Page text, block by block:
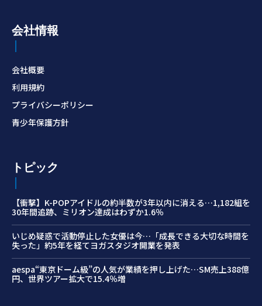
会社情報
会社概要
利用規約
プライバシーポリシー
青少年保護方針
トピック
【衝撃】K-POPアイドルの約半数が3年以内に消える…1,182組を
30年間追跡、ミリオン達成はわずか1.6％
いじめ疑惑で活動停止した女優は今…「成長できる大切な時間を
失った」約5年を経てヨガスタジオ開業を発表
aespa“東京ドーム級”の人気が業績を押し上げた…SM売上388億
円、世界ツアー拡大で15.4％増